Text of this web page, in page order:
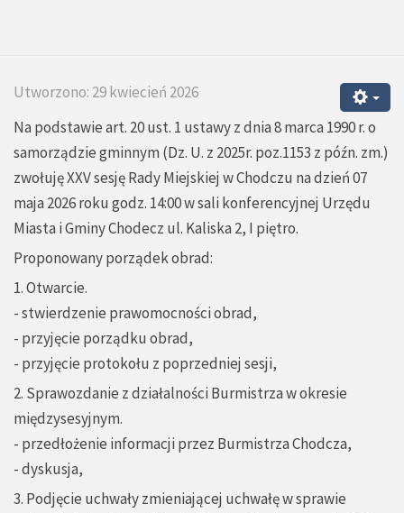
Utworzono: 29 kwiecień 2026
Na podstawie art. 20 ust. 1 ustawy z dnia 8 marca 1990 r. o
samorządzie gminnym (Dz. U. z 2025r. poz.1153 z późn. zm.)
zwołuję XXV sesję Rady Miejskiej w Chodczu na dzień 07
maja 2026 roku godz. 14:00 w sali konferencyjnej Urzędu
Miasta i Gminy Chodecz ul. Kaliska 2, I piętro.
Proponowany porządek obrad:
1. Otwarcie.
- stwierdzenie prawomocności obrad,
- przyjęcie porządku obrad,
- przyjęcie protokołu z poprzedniej sesji,
2. Sprawozdanie z działalności Burmistrza w okresie
międzysesyjnym.
- przedłożenie informacji przez Burmistrza Chodcza,
- dyskusja,
3. Podjęcie uchwały zmieniającej uchwałę w sprawie